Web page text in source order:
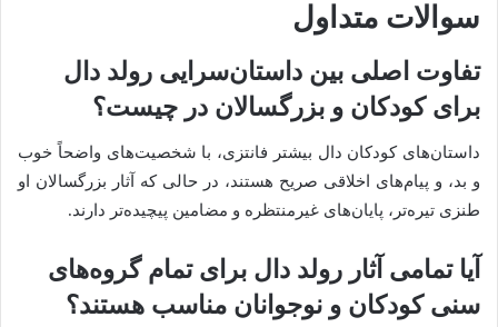
سوالات متداول
تفاوت اصلی بین داستان‌سرایی رولد دال
برای کودکان و بزرگسالان در چیست؟
داستان‌های کودکان دال بیشتر فانتزی، با شخصیت‌های واضحاً خوب
و بد، و پیام‌های اخلاقی صریح هستند، در حالی که آثار بزرگسالان او
طنزی تیره‌تر، پایان‌های غیرمنتظره و مضامین پیچیده‌تر دارند.
آیا تمامی آثار رولد دال برای تمام گروه‌های
سنی کودکان و نوجوانان مناسب هستند؟